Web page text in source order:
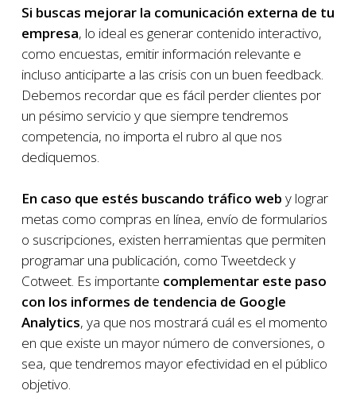
Si buscas mejorar la comunicación externa de tu
empresa, lo ideal es generar contenido interactivo,
como encuestas, emitir información relevante e
incluso anticiparte a las crisis con un buen feedback.
Debemos recordar que es fácil perder clientes por
un pésimo servicio y que siempre tendremos
competencia, no importa el rubro al que nos
dediquemos.
En caso que estés buscando tráfico web y lograr
metas como compras en línea, envío de formularios
o suscripciones, existen herramientas que permiten
programar una publicación, como Tweetdeck y
Cotweet. Es importante complementar este paso
con los informes de tendencia de Google
Analytics, ya que nos mostrará cuál es el momento
en que existe un mayor número de conversiones, o
sea, que tendremos mayor efectividad en el público
objetivo.